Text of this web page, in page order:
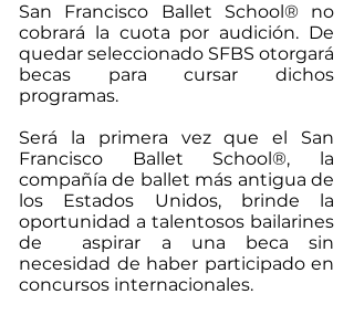
San Francisco Ballet School® no
cobrará la cuota por audición. De
quedar seleccionado SFBS otorgará
becas para cursar dichos
programas.
Será la primera vez que el San
Francisco Ballet School®, la
compañía de ballet más antigua de
los Estados Unidos, brinde la
oportunidad a talentosos bailarines
de aspirar a una beca sin
necesidad de haber participado en
concursos internacionales.